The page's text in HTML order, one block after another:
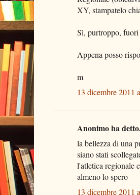
XY, stampatelo
Sì, purtroppo,
Appena posso
m
13 dicembre 2011
Anonimo ha
la bellezza di una
siano stati
l'atletica regionale
almeno lo spero
13 dicembre 2011